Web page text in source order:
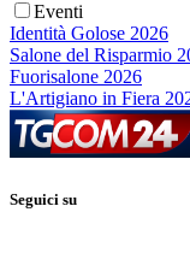
Eventi
Identità Golose 2026
Salone del Risparmio
Fuorisalone 2026
L'Artigiano in Fiera
Seguici su